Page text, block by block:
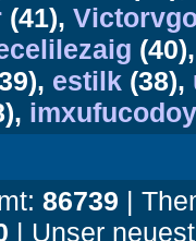
(41),
estilk (38),
86739 |
| Unser